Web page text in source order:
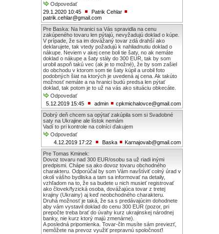
Odpovedať
29.1.2020 10:45
Patrik Cehlar
patrik.cehlar@gmail.com
Pre Baska: Na hranici sa Vás spravidla na cenu
zakúpeného tovaru len pýtajú, nevyžadujú doklad o kúpe.
V prípade, že sa im dovážaný tovar zdá drahší ako
deklarujete, tak vtedy požadujú k nahliadnutiu doklad o
nákupe. Neviem v akej cene boli tie šaty, no ak nemáte
doklad o nákupe a šaty stály do 300 EUR, tak by som
urobil aspoň takú vec (ak je to možné), že by som zašiel
do obchodu v ktorom som tie šaty kúpil a urobil foto
podobných šiat na ktorých je uvedená aj cena. Ak takúto
možnosť nemáte a na hranici budú predsa len pýtať
doklad, tak potom je to už na vás ako situáciu obkecáte.
Odpovedať
5.12.2019 15:45
admin
cpkmichalovce@gmail.com
Dobrý deň chcem sa opýtať zakúpila som si Svadobné
saty na Ukrajine ale lístok nemám
Vadí to pri kontrole na colníci ďakujem
Odpovedať
4.12.2019 17:22
Baska
Karnajovab@gmail.com
Pre Tomas Kminek:
Dovoz tovaru nad 300 EUR/osobu sa už riadi inými
predpismi. Chápe sa ako dovoz tovaru obchodného
charakteru. Odporúčal by som Vám navštíviť colný úrad v
okolí vášho bydliska a tam sa informovať na detaily,
vzhľadom na to, že sa budete u nich musieť registrovať
ako človek/fyzická osoba, dovážajúca tovar z tretej
krajiny (Ukrainy) aj keď neobchodného charakteru.
Druhá možnosť je taká, že sa s predávajúcim dohodnete
aby vám vystavil doklad do cenu 300 EUR (pozor, pri
prepočte treba brať do úvahy kurz ukrajinskej národnej
banky, nie kurz ktorý majú zmenárne).
A posledná pripomienka. Tovar-čln musíte sám previezť,
nemôžete na prevoz využiť prepravnú spoločnosť!